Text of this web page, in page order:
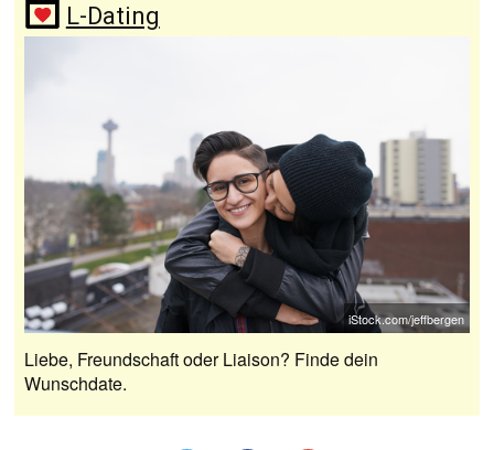
L-Dating
iStock.com/jeffbergen
Liebe, Freundschaft oder Liaison? Finde dein
Wunschdate.